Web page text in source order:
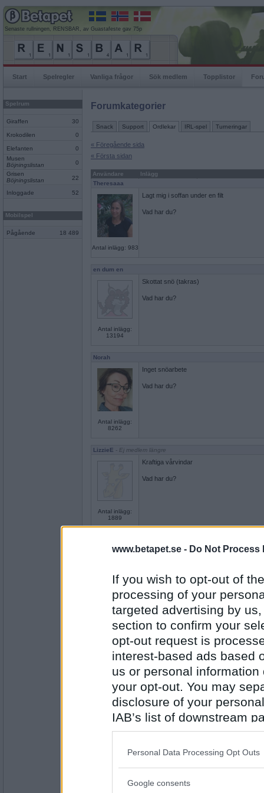
www.betapet.se - Do Not Process
If you wish to opt-out of
processing of your
targeted advertising by
section to confirm your
opt-out request is
interest-based ads based
us or personal
your opt-out. You may
disclosure of your
IAB’s list of downstream
also be disclosed by us
Downstream Participants
Please note that this
Personal Data Processing Opt Outs
Google consents
Senaste rullningen, RENSBAR, av Guastafeste gav 75p
Start Spelregler Vanliga frågor Sök medlem Topplistor
Spelrum
Giraffen 30
Krokodilen 0
Elefanten
0
Musen
Böjningslistan
0
Grisen
Böjningslistan
22
Inloggade 52
Mobilspel
Pågående 18 489
Forumkategorier
Snack Support Ordlekar IRL-spel Turneringar
« Föregående sida
« Första sidan
Användare
Inlägg
Theresaaa
Antal inlägg: 983
Lagt mig i soffan under en filt
Vad har du?
en dum en
Antal inlägg:
13194
Skottat snö (takras)
Vad har du?
Norah
Antal inlägg:
8262
Inget snöarbete
Vad har du?
LizzieE - Ej medlem längre
Antal inlägg:
1889
Kraftiga vårvindar
Vad har du?
22535
Zinfandel
Antal inlägg:
2375
Bil som krånglar:(
Vad har du?
Antal inlägg:
Vad har du?